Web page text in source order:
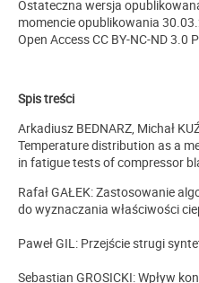
Ostateczna wersja
momencie opublikowania
Open Access CC BY-NC-ND 3.0
Spis treści
Arkadiusz BEDNARZ, Michał
Temperature distribution as a
in fatigue tests of compressor
Rafał GAŁEK: Zastosowanie
do wyznaczania właściwości
Paweł GIL: Przejście strugi
Sebastian GROSICKI: Wpływ